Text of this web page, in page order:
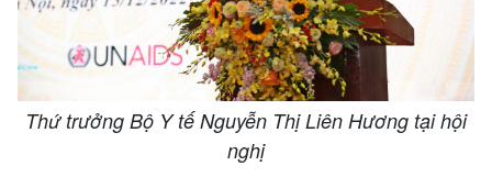
Thứ trưởng Bộ Y tế Nguyễn Thị Liên Hương tại hội
nghị